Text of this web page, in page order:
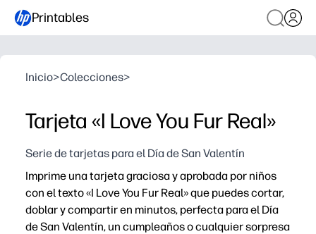
Printables
Inicio>Colecciones>
Tarjeta «I Love You Fur Real»
Serie de tarjetas para el Día de San Valentín
Imprime una tarjeta graciosa y aprobada por niños
con el texto «I Love You Fur Real» que puedes cortar,
doblar y compartir en minutos, perfecta para el Día
de San Valentín, un cumpleaños o cualquier sorpresa